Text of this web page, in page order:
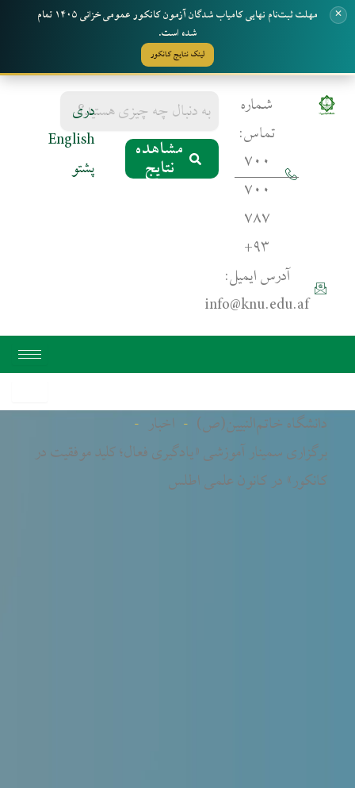
پرش
شماره
تماس:
۷۰۰
۷۰۰
۷۸۷
۹۳+
آدرس ایمیل:
info@knu.edu.af
Searchfor:
مشاهده
نتایج
دری
English
پشتو
دانشگاه خاتم‌النبیین(ص) - اخبار -
برگزاری سمینار آموزشی «یادگیری فعال؛ کلید موفقیت در
کانکور» در کانون علمی اطلس
✕
مهلت ثبت‌نام نهایی کامیاب شدگان آزمون کانکور عمومی خزانی ۱۴۰۵ تمام
شده است.
لینک نتایج کانکور